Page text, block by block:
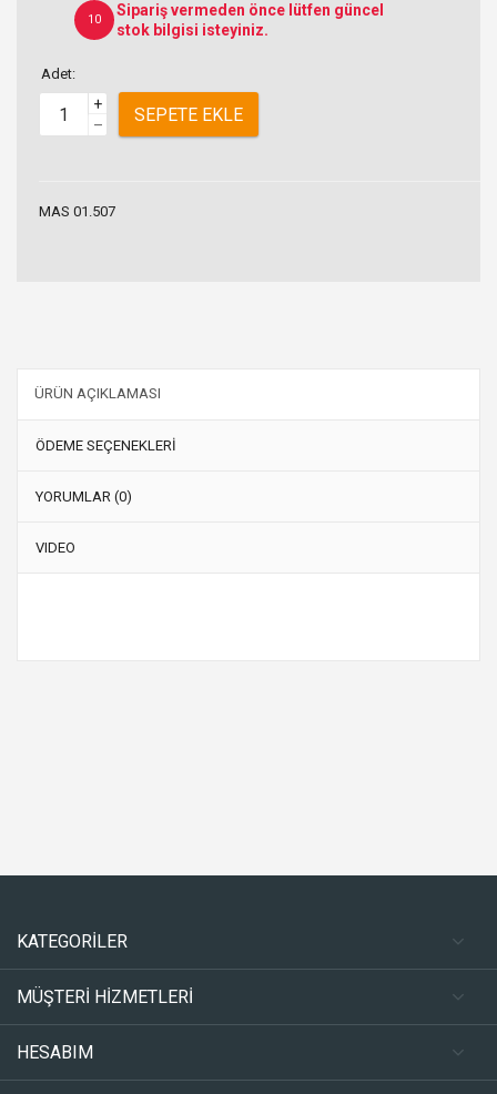
10
Sipariş vermeden önce lütfen güncel
stok bilgisi isteyiniz.
Adet:
+
–
SEPETE EKLE
MAS 01.507
ÜRÜN AÇIKLAMASI
ÖDEME SEÇENEKLERİ
YORUMLAR (0)
VIDEO
KATEGORİLER
MÜŞTERİ HİZMETLERİ
HESABIM